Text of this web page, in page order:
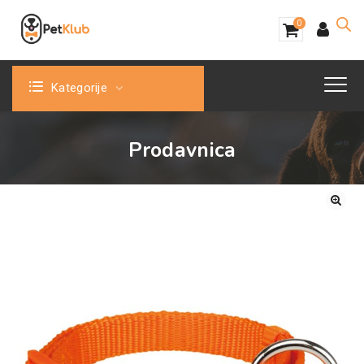
0
Kategorije
Prodavnica